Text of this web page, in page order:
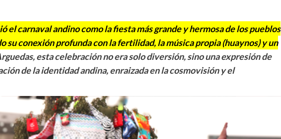
el carnaval andino como la fiesta más grande y hermosa de los pueblos
su conexión profunda con la fertilidad, la música propia (huaynos) y un
esta celebración no era solo diversión, sino una expresión de
de la identidad andina, enraizada en la cosmovisión y el